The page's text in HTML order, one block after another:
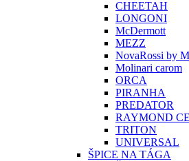
CHEETAH
LONGONI
McDermott
MEZZ
NovaRossi by
Molinari carom
ORCA
PIRANHA
PREDATOR
RAYMOND
TRITON
UNIVERSAL
ŠPICE NA TÁGA